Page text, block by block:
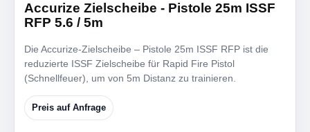
Accurize Zielscheibe - Pistole 25m ISSF
RFP 5.6 / 5m
Die Accurize-Zielscheibe – Pistole 25m ISSF RFP ist die
reduzierte ISSF Zielscheibe für Rapid Fire Pistol
(Schnellfeuer), um von 5m Distanz zu trainieren.
Preis auf Anfrage